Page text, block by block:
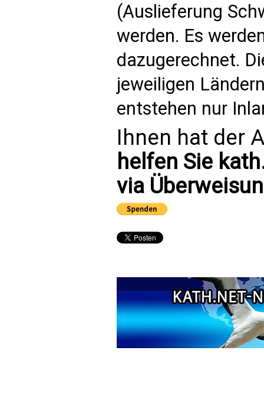
(Auslieferung
werden. Es
dazugerechnet.
jeweiligen
entstehen nur
Ihnen hat der
helfen Sie
via